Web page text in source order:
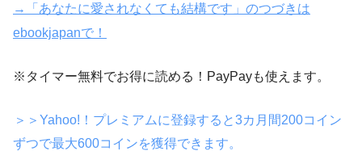
→「あなたに愛されなくても結構です」のつづきは
ebookjapanで！
※タイマー無料でお得に読める！PayPayも使えます。
＞＞Yahoo!！プレミアムに登録すると3カ月間200コイン
ずつで最大600コインを獲得できます。